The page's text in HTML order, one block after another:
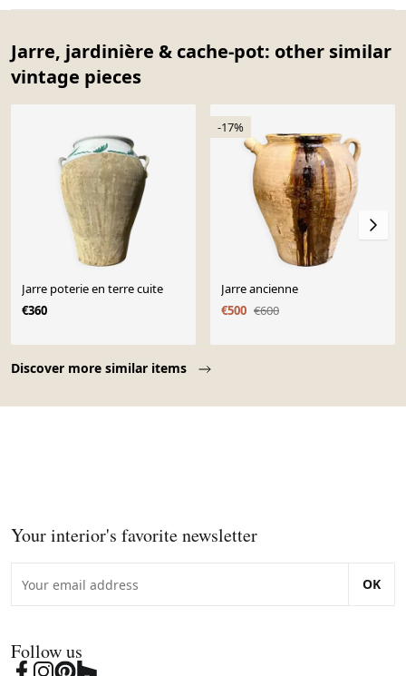
Jarre, jardinière & cache-pot: other similar
vintage pieces
Discover more similar items
Jarre poterie en terre cuite
€360
-17%
Jarre ancienne
€500 €600
Your interior's favorite newsletter
OK
Follow us